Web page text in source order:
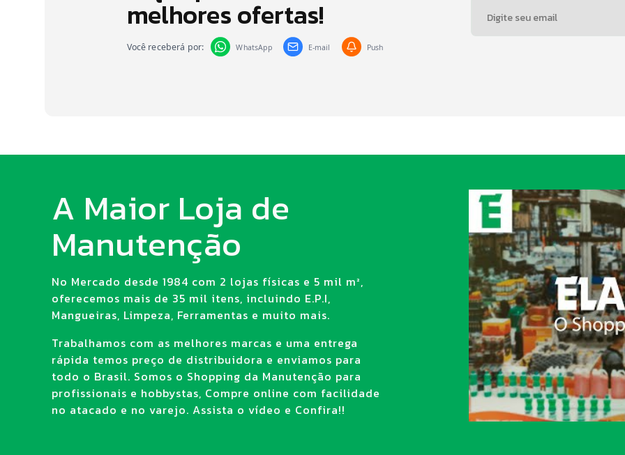
melhores ofertas!
Você receberá por: WhatsApp E-mail Push
A Maior Loja de
Manutenção
No Mercado desde 1984 com 2 lojas físicas e 5 mil m²,
oferecemos mais de 35 mil itens, incluindo E.P.I,
Mangueiras, Limpeza, Ferramentas e muito mais.
Trabalhamos com as melhores marcas e uma entrega
rápida temos preço de distribuidora e enviamos para
todo o Brasil. Somos o Shopping da Manutenção para
profissionais e hobbystas, Compre online com facilidade
no atacado e no varejo. Assista o vídeo e Confira!!